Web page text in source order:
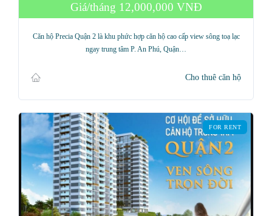
Giá/tháng 12,000,000 VNĐ
Căn hộ Precia Quận 2 là khu phức hợp căn hộ cao cấp view sông toạ lạc
ngay trung tâm P. An Phú, Quận…
Cho thuê căn hộ
FOR RENT